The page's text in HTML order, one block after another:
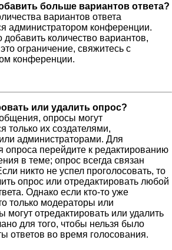
больше вариантов ответа?
вариантов ответа
администратором конференции.
количество вариантов,
ограничение, свяжитесь с
конференции.
или удалить опрос?
опросы могут
только их создателями,
администраторами. Для
опроса перейдите к редактированию
в теме; опрос всегда связан
никто не успел проголосовать, то
опрос или отредактировать любой
Однако если кто-то уже
только модераторы или
могут отредактировать или удалить
для того, чтобы нельзя было
ответов во время голосования.